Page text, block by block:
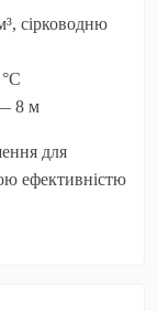
сірководню
8 м
для
ефективністю